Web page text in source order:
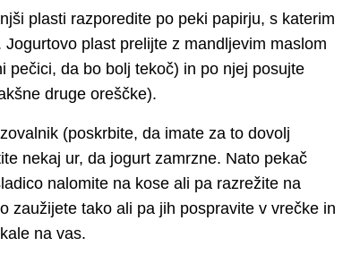
plasti razporedite po peki papirju, s katerim
plast prelijte z mandljevim maslom
pečici, da bo bolj tekoč) in po njej posujte
druge oreščke).
(poskrbite, da imate za to dovolj
nekaj ur, da jogurt zamrzne. Nato pekač
nalomite na kose ali pa razrežite na
zaužijete tako ali pa jih pospravite v vrečke in
na vas.